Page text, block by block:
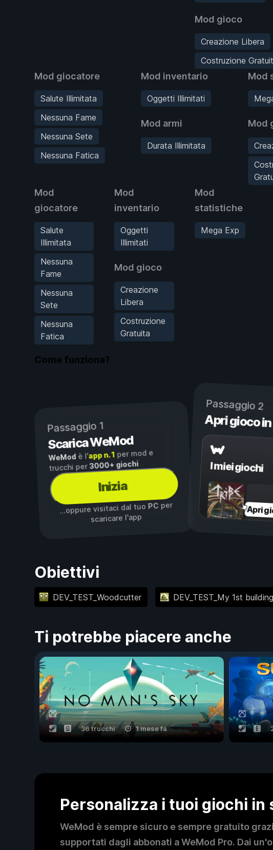
Mod gioco
Creazione Libera
Costruzione
Mod giocatore
Salute Illimitata
Nessuna Fame
Nessuna Sete
Nessuna Fatica
Mod inventario
Oggetti Illimitati
Mod armi
Durata Illimitata
Mod
Mod
Mod
giocatore
Salute
Illimitata
Nessuna
Fame
Nessuna
Sete
Nessuna
Fatica
Mod
inventario
Oggetti
Illimitati
Mod gioco
Creazione
Libera
Costruzione
Gratuita
Mod
statistiche
Mega Exp
Come funziona?
Passaggio 1
Scarica WeMod
WeMod è l'app n. 1per mod e
trucchi per3000+ giochi
Inizia
...oppure visitaci dal tuo PCper
scaricare l'app
Passaggio 2
Apri gioco
I miei giochi
Apri
Obiettivi
DEV_TEST_Woodcutter DEV_TEST_My 1st building
Ti potrebbe piacere anche
36 trucchi 1 mese fa
Personalizza i tuoi giochi in
WeMod è sempre sicuro e sempre gratuito
supportati dagli abbonati a WeMod Pro. Dai